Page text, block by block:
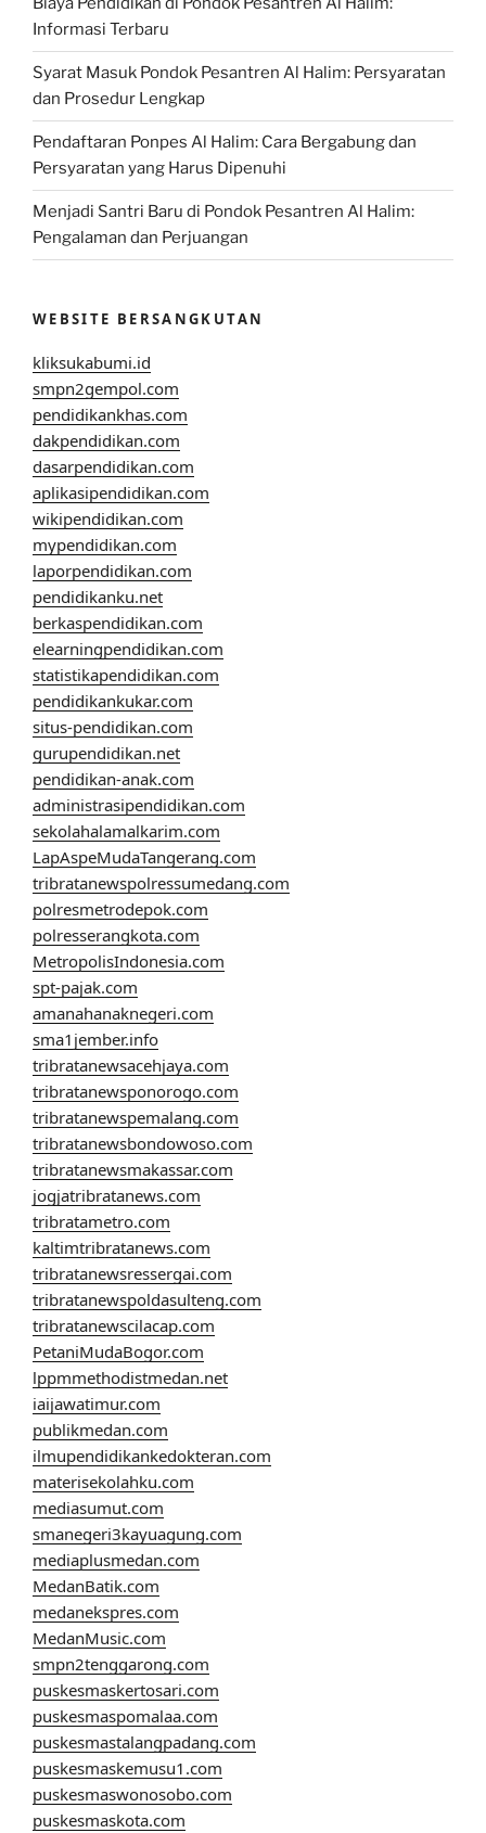
Informasi Terbaru
Syarat Masuk Pondok Pesantren Al Halim: Persyaratan
dan Prosedur Lengkap
Pendaftaran Ponpes Al Halim: Cara Bergabung dan
Persyaratan yang Harus Dipenuhi
Menjadi Santri Baru di Pondok Pesantren Al Halim:
Pengalaman dan Perjuangan
WEBSITE BERSANGKUTAN
kliksukabumi.id
smpn2gempol.com
pendidikankhas.com
dakpendidikan.com
dasarpendidikan.com
aplikasipendidikan.com
wikipendidikan.com
mypendidikan.com
laporpendidikan.com
pendidikanku.net
berkaspendidikan.com
elearningpendidikan.com
statistikapendidikan.com
pendidikankukar.com
situs-pendidikan.com
gurupendidikan.net
pendidikan-anak.com
administrasipendidikan.com
sekolahalamalkarim.com
LapAspeMudaTangerang.com
tribratanewspolressumedang.com
polresmetrodepok.com
polresserangkota.com
MetropolisIndonesia.com
spt-pajak.com
amanahanaknegeri.com
sma1jember.info
tribratanewsacehjaya.com
tribratanewsponorogo.com
tribratanewspemalang.com
tribratanewsbondowoso.com
tribratanewsmakassar.com
jogjatribratanews.com
tribratametro.com
kaltimtribratanews.com
tribratanewsressergai.com
tribratanewspoldasulteng.com
tribratanewscilacap.com
PetaniMudaBogor.com
lppmmethodistmedan.net
iaijawatimur.com
publikmedan.com
ilmupendidikankedokteran.com
materisekolahku.com
mediasumut.com
smanegeri3kayuagung.com
mediaplusmedan.com
MedanBatik.com
medanekspres.com
MedanMusic.com
smpn2tenggarong.com
puskesmaskertosari.com
puskesmaspomalaa.com
puskesmastalangpadang.com
puskesmaskemusu1.com
puskesmaswonosobo.com
puskesmaskota.com